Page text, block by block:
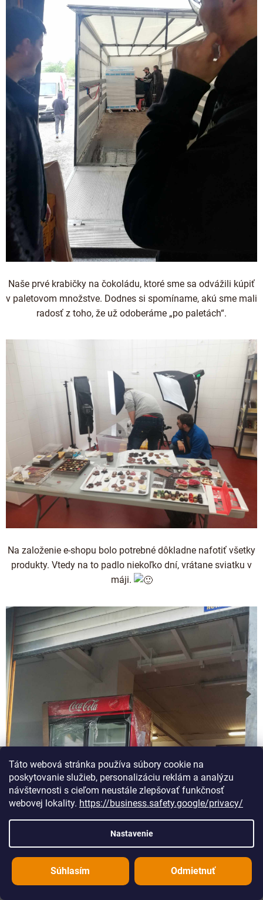
Táto webová stránka používa súbory cookie na
poskytovanie služieb, personalizáciu reklám a analýzu
návštevnosti s cieľom neustále zlepšovať funkčnosť
webovej lokality. https://business.safety.google/privacy/
Nastavenie
Odmietnuť
Súhlasím
Naše prvé krabičky na čokoládu, ktoré sme sa odvážili kúpiť
v paletovom množstve. Dodnes si spomíname, akú sme mali
radosť z toho, že už odoberáme „po paletách“.
Na založenie e-shopu bolo potrebné dôkladne nafotiť všetky
produkty. Vtedy na to padlo niekoľko dní, vrátane sviatku v
máji.